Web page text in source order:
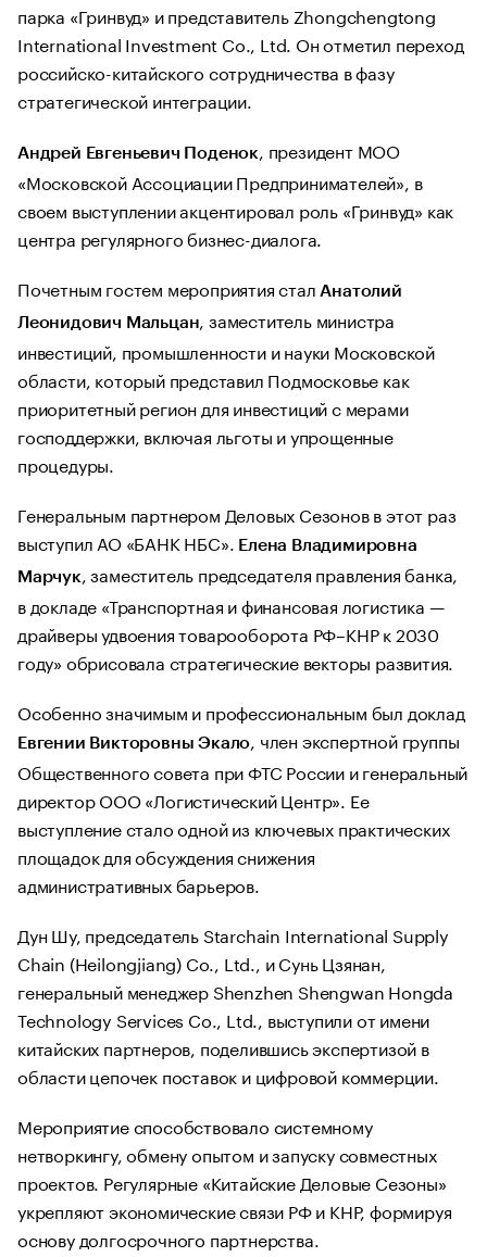
парка «Гринвуд» и представитель Zhongchengtong
International Investment Co., Ltd. Он отметил переход
российско-китайского сотрудничества в фазу
стратегической интеграции.
Андрей Евгеньевич Поденок, президент МОО
«Московской Ассоциации Предпринимателей», в
своем выступлении акцентировал роль «Гринвуд» как
центра регулярного бизнес-диалога.
Почетным гостем мероприятия стал Анатолий
Леонидович Мальцан, заместитель министра
инвестиций, промышленности и науки Московской
области, который представил Подмосковье как
приоритетный регион для инвестиций с мерами
господдержки, включая льготы и упрощенные
процедуры.
Генеральным партнером Деловых Сезонов в этот раз
выступил АО «БАНК НБС». Елена Владимировна
Марчук, заместитель председателя правления банка,
в докладе «Транспортная и финансовая логистика —
драйверы удвоения товарооборота РФ–КНР к 2030
году» обрисовала стратегические векторы развития.
Особенно значимым и профессиональным был доклад
Евгении Викторовны Экало, член экспертной группы
Общественного совета при ФТС России и генеральный
директор ООО «Логистический Центр». Ее
выступление стало одной из ключевых практических
площадок для обсуждения снижения
административных барьеров.
Дун Шу, председатель Starchain International Supply
Chain (Heilongjiang) Co., Ltd., и Сунь Цзянан,
генеральный менеджер Shenzhen Shengwan Hongda
Technology Services Co., Ltd., выступили от имени
китайских партнеров, поделившись экспертизой в
области цепочек поставок и цифровой коммерции.
Мероприятие способствовало системному
нетворкингу, обмену опытом и запуску совместных
проектов. Регулярные «Китайские Деловые Сезоны»
укрепляют экономические связи РФ и КНР, формируя
основу долгосрочного партнерства.